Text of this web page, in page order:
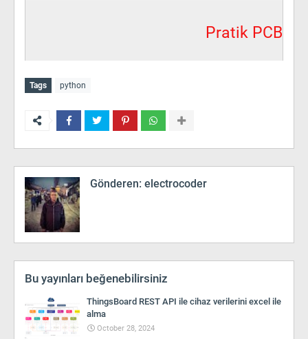
Pratik PCB
Tags python
Gönderen: electrocoder
Bu yayınları beğenebilirsiniz
ThingsBoard REST API ile cihaz verilerini excel ile
alma
October 28, 2024